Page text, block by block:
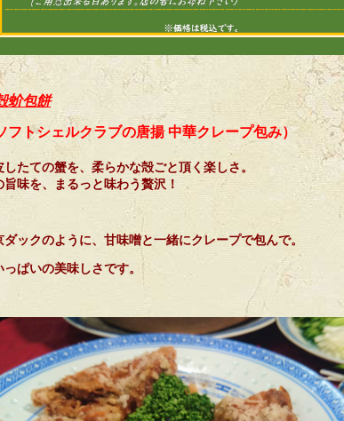
蚧包餅
フトシェルクラブの唐揚 中華クレープ包み）
したての蟹を、柔らかな殻ごと頂く楽しさ。
旨味を、まるっと味わう贅沢！
ダックのように、甘味噌と一緒にクレープで包んで。
っぱいの美味しさです。